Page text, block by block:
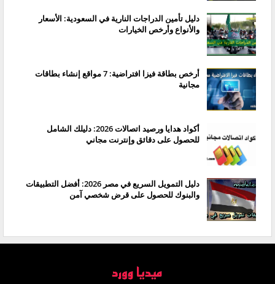
دليل تأمين الدراجات النارية في السعودية: الأسعار
والأنواع وأرخص الخيارات
أرخص بطاقة فيزا افتراضية: 7 مواقع إنشاء بطاقات
مجانية
أكواد هدايا ورصيد اتصالات 2026: دليلك الشامل
للحصول على دقائق وإنترنت مجاني
دليل التمويل السريع في مصر 2026: أفضل التطبيقات
والبنوك للحصول على قرض شخصي آمن